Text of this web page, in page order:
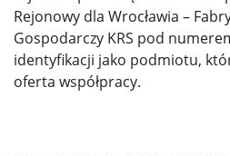
Rejonowy dla Wrocławia –
Gospodarczy KRS pod
identyfikacji jako podmiotu,
oferta współpracy.